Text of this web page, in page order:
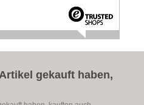
gekauft haben,